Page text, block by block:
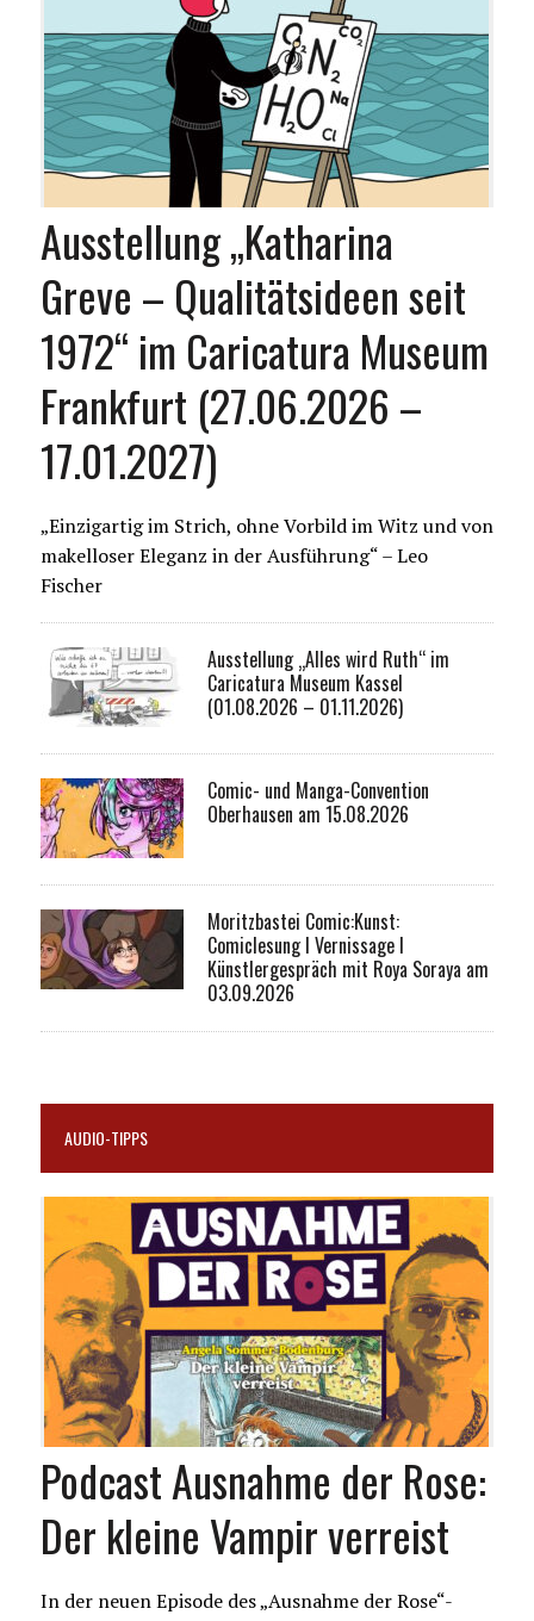
Ausstellung „Katharina
Greve – Qualitätsideen seit
1972“ im Caricatura Museum
Frankfurt (27.06.2026 –
17.01.2027)
„Einzigartig im Strich, ohne Vorbild im Witz und von
makelloser Eleganz in der Ausführung“ – Leo
Fischer
Ausstellung „Alles wird Ruth“ im
Caricatura Museum Kassel
(01.08.2026 – 01.11.2026)
Comic- und Manga-Convention
Oberhausen am 15.08.2026
Moritzbastei Comic:Kunst:
Comiclesung I Vernissage I
Künstlergespräch mit Roya Soraya am
03.09.2026
AUDIO-TIPPS
Podcast Ausnahme der Rose:
Der kleine Vampir verreist
In der neuen Episode des „Ausnahme der Rose“-